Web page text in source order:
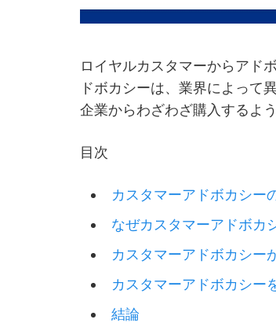
ロイヤルカスタマーからアド
ドボカシーは、業界によって
企業からわざわざ購入するよ
目次
カスタマーアドボカシー
なぜカスタマーアドボカ
カスタマーアドボカシー
カスタマーアドボカシー
結論